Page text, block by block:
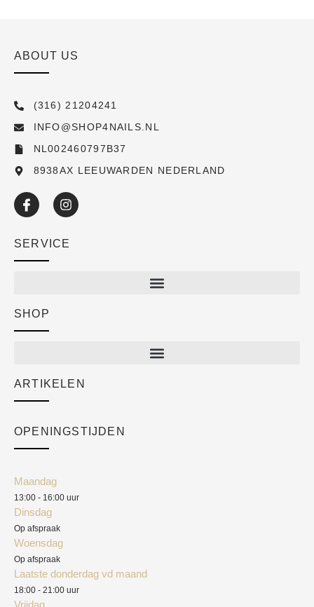
ABOUT US
(316) 21204241
INFO@SHOP4NAILS.NL
NL002460797B37
8938AX LEEUWARDEN NEDERLAND
SERVICE
Academy
SHOP
ARTIKELEN
OPENINGSTIJDEN
Maandag
13:00 - 16:00 uur
Dinsdag
Op afspraak
Woensdag
Op afspraak
Laatste donderdag vd maand
18:00 - 21:00 uur